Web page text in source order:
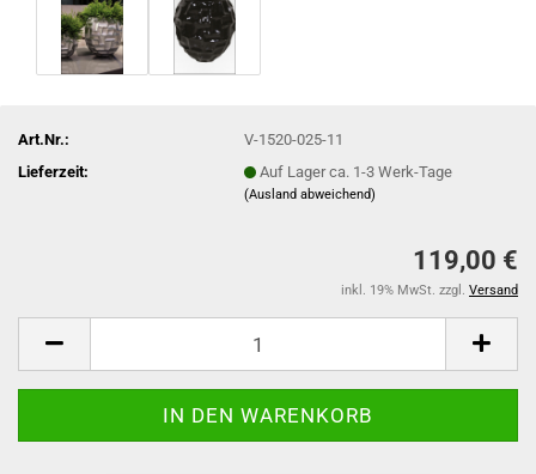
Art.Nr.:
V-1520-025-11
Lieferzeit:
Auf Lager ca. 1-3 Werk-Tage
(Ausland abweichend)
119,00 €
inkl. 19% MwSt. zzgl. Versand